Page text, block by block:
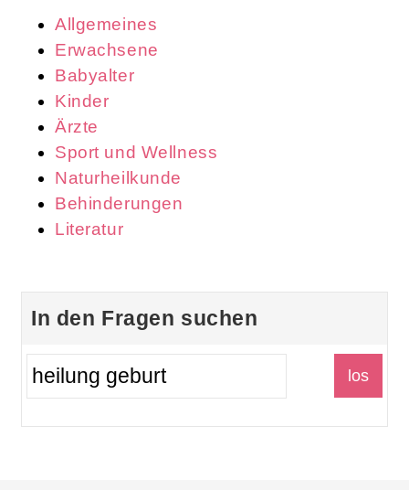
Allgemeines
Erwachsene
Babyalter
Kinder
Ärzte
Sport und Wellness
Naturheilkunde
Behinderungen
Literatur
In den Fragen suchen